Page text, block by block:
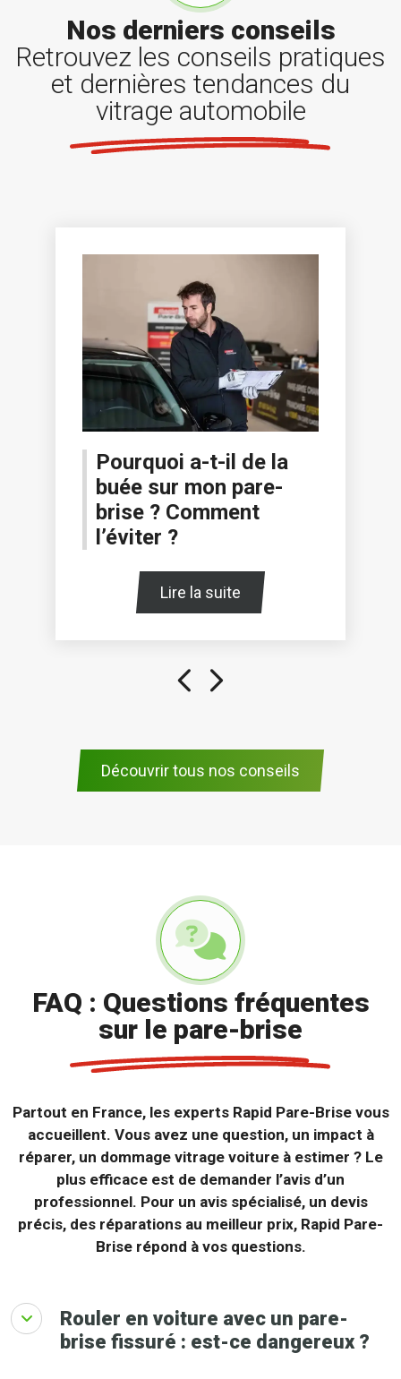
Nos derniers conseils
Retrouvez les conseils pratiques
et dernières tendances du
vitrage automobile
Pourquoi a-t-il de la
buée sur mon pare-
brise ? Comment
l’éviter ?
Lire la suite
Découvrir tous nos conseils
FAQ : Questions fréquentes
sur le pare-brise
Partout en France, les experts Rapid Pare-Brise vous
accueillent. Vous avez une question, un impact à
réparer, un dommage vitrage voiture à estimer ? Le
plus efficace est de demander l’avis d’un
professionnel. Pour un avis spécialisé, un devis
précis, des réparations au meilleur prix, Rapid Pare-
Brise répond à vos questions.
Rouler en voiture avec un pare-
brise fissuré : est-ce dangereux ?